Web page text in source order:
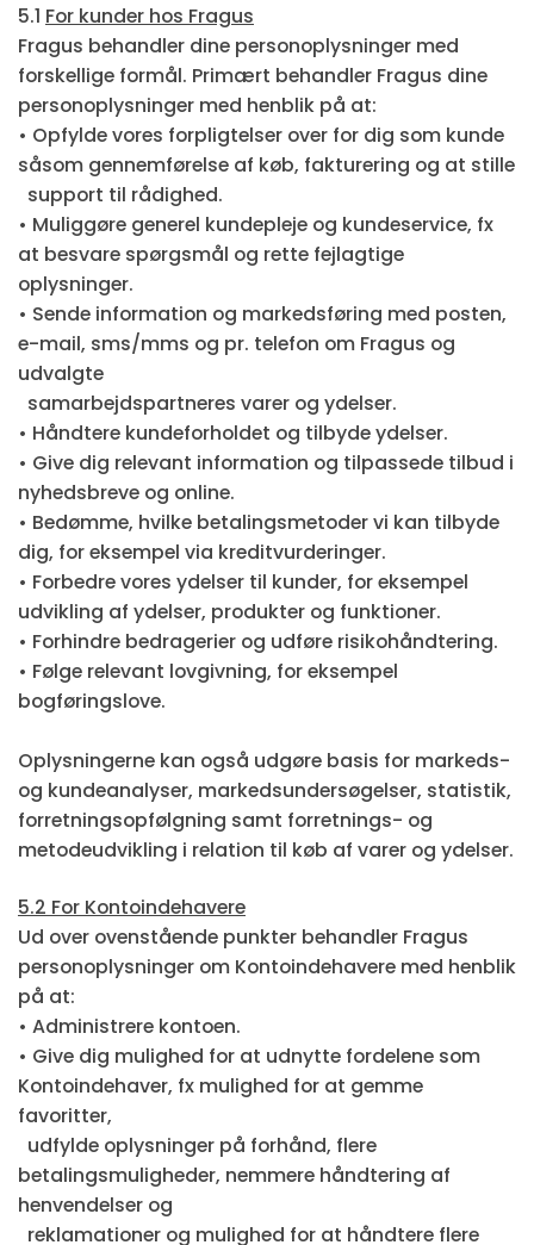
5.1 For kunder hos Fragus
Fragus behandler dine personoplysninger med
forskellige formål. Primært behandler Fragus dine
personoplysninger med henblik på at:
• Opfylde vores forpligtelser over for dig som kunde
såsom gennemførelse af køb, fakturering og at stille
support til rådighed.
• Muliggøre generel kundepleje og kundeservice, fx
at besvare spørgsmål og rette fejlagtige
oplysninger.
• Sende information og markedsføring med posten,
e-mail, sms/mms og pr. telefon om Fragus og
udvalgte
samarbejdspartneres varer og ydelser.
• Håndtere kundeforholdet og tilbyde ydelser.
• Give dig relevant information og tilpassede tilbud i
nyhedsbreve og online.
• Bedømme, hvilke betalingsmetoder vi kan tilbyde
dig, for eksempel via kreditvurderinger.
• Forbedre vores ydelser til kunder, for eksempel
udvikling af ydelser, produkter og funktioner.
• Forhindre bedragerier og udføre risikohåndtering.
• Følge relevant lovgivning, for eksempel
bogføringslove.
Oplysningerne kan også udgøre basis for markeds-
og kundeanalyser, markedsundersøgelser, statistik,
forretningsopfølgning samt forretnings- og
metodeudvikling i relation til køb af varer og ydelser.
5.2 For Kontoindehavere
Ud over ovenstående punkter behandler Fragus
personoplysninger om Kontoindehavere med henblik
på at:
• Administrere kontoen.
• Give dig mulighed for at udnytte fordelene som
Kontoindehaver, fx mulighed for at gemme
favoritter,
udfylde oplysninger på forhånd, flere
betalingsmuligheder, nemmere håndtering af
henvendelser og
reklamationer og mulighed for at håndtere flere